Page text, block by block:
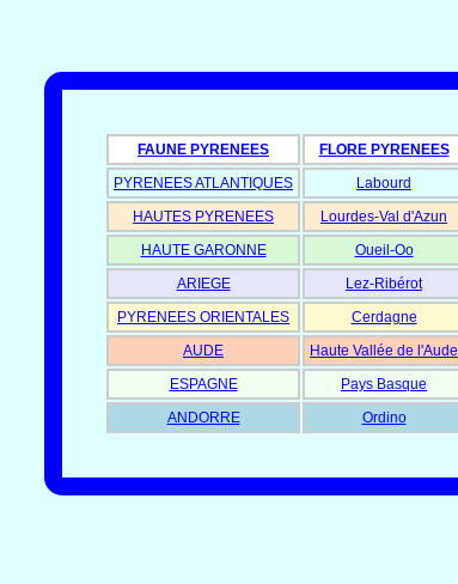
FAUNE PYRENEES FLORE PYRENEES
PYRENEES ATLANTIQUES
Labourd
HAUTES PYRENEES
Lourdes-Val d'Azun
HAUTE GARONNE
Oueil-Oo
ARIEGE
Lez-Ribérot
PYRENEES ORIENTALES
Cerdagne
AUDE
Haute Vallée de l'Aude
ESPAGNE
Pays Basque
ANDORRE
Ordino